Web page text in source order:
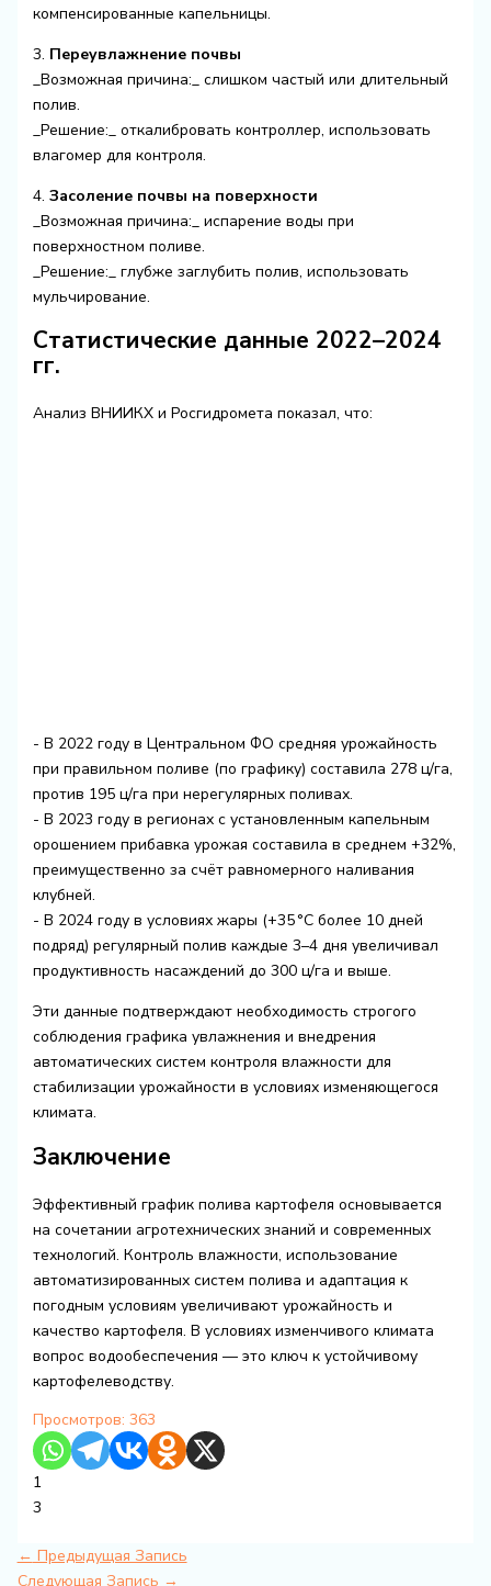
компенсированные капельницы.
3. Переувлажнение почвы
_Возможная причина:_ слишком частый или длительный
полив.
_Решение:_ откалибровать контроллер, использовать
влагомер для контроля.
4. Засоление почвы на поверхности
_Возможная причина:_ испарение воды при
поверхностном поливе.
_Решение:_ глубже заглубить полив, использовать
мульчирование.
Статистические данные 2022–2024
гг.
Анализ ВНИИКХ и Росгидромета показал, что:
- В 2022 году в Центральном ФО средняя урожайность
при правильном поливе (по графику) составила 278 ц/га,
против 195 ц/га при нерегулярных поливах.
- В 2023 году в регионах с установленным капельным
орошением прибавка урожая составила в среднем +32%,
преимущественно за счёт равномерного наливания
клубней.
- В 2024 году в условиях жары (+35 °C более 10 дней
подряд) регулярный полив каждые 3–4 дня увеличивал
продуктивность насаждений до 300 ц/га и выше.
Эти данные подтверждают необходимость строгого
соблюдения графика увлажнения и внедрения
автоматических систем контроля влажности для
стабилизации урожайности в условиях изменяющегося
климата.
Заключение
Эффективный график полива картофеля основывается
на сочетании агротехнических знаний и современных
технологий. Контроль влажности, использование
автоматизированных систем полива и адаптация к
погодным условиям увеличивают урожайность и
качество картофеля. В условиях изменчивого климата
вопрос водообеспечения — это ключ к устойчивому
картофелеводству.
Просмотров: 363
1
3
← Предыдущая Запись
Следующая Запись →